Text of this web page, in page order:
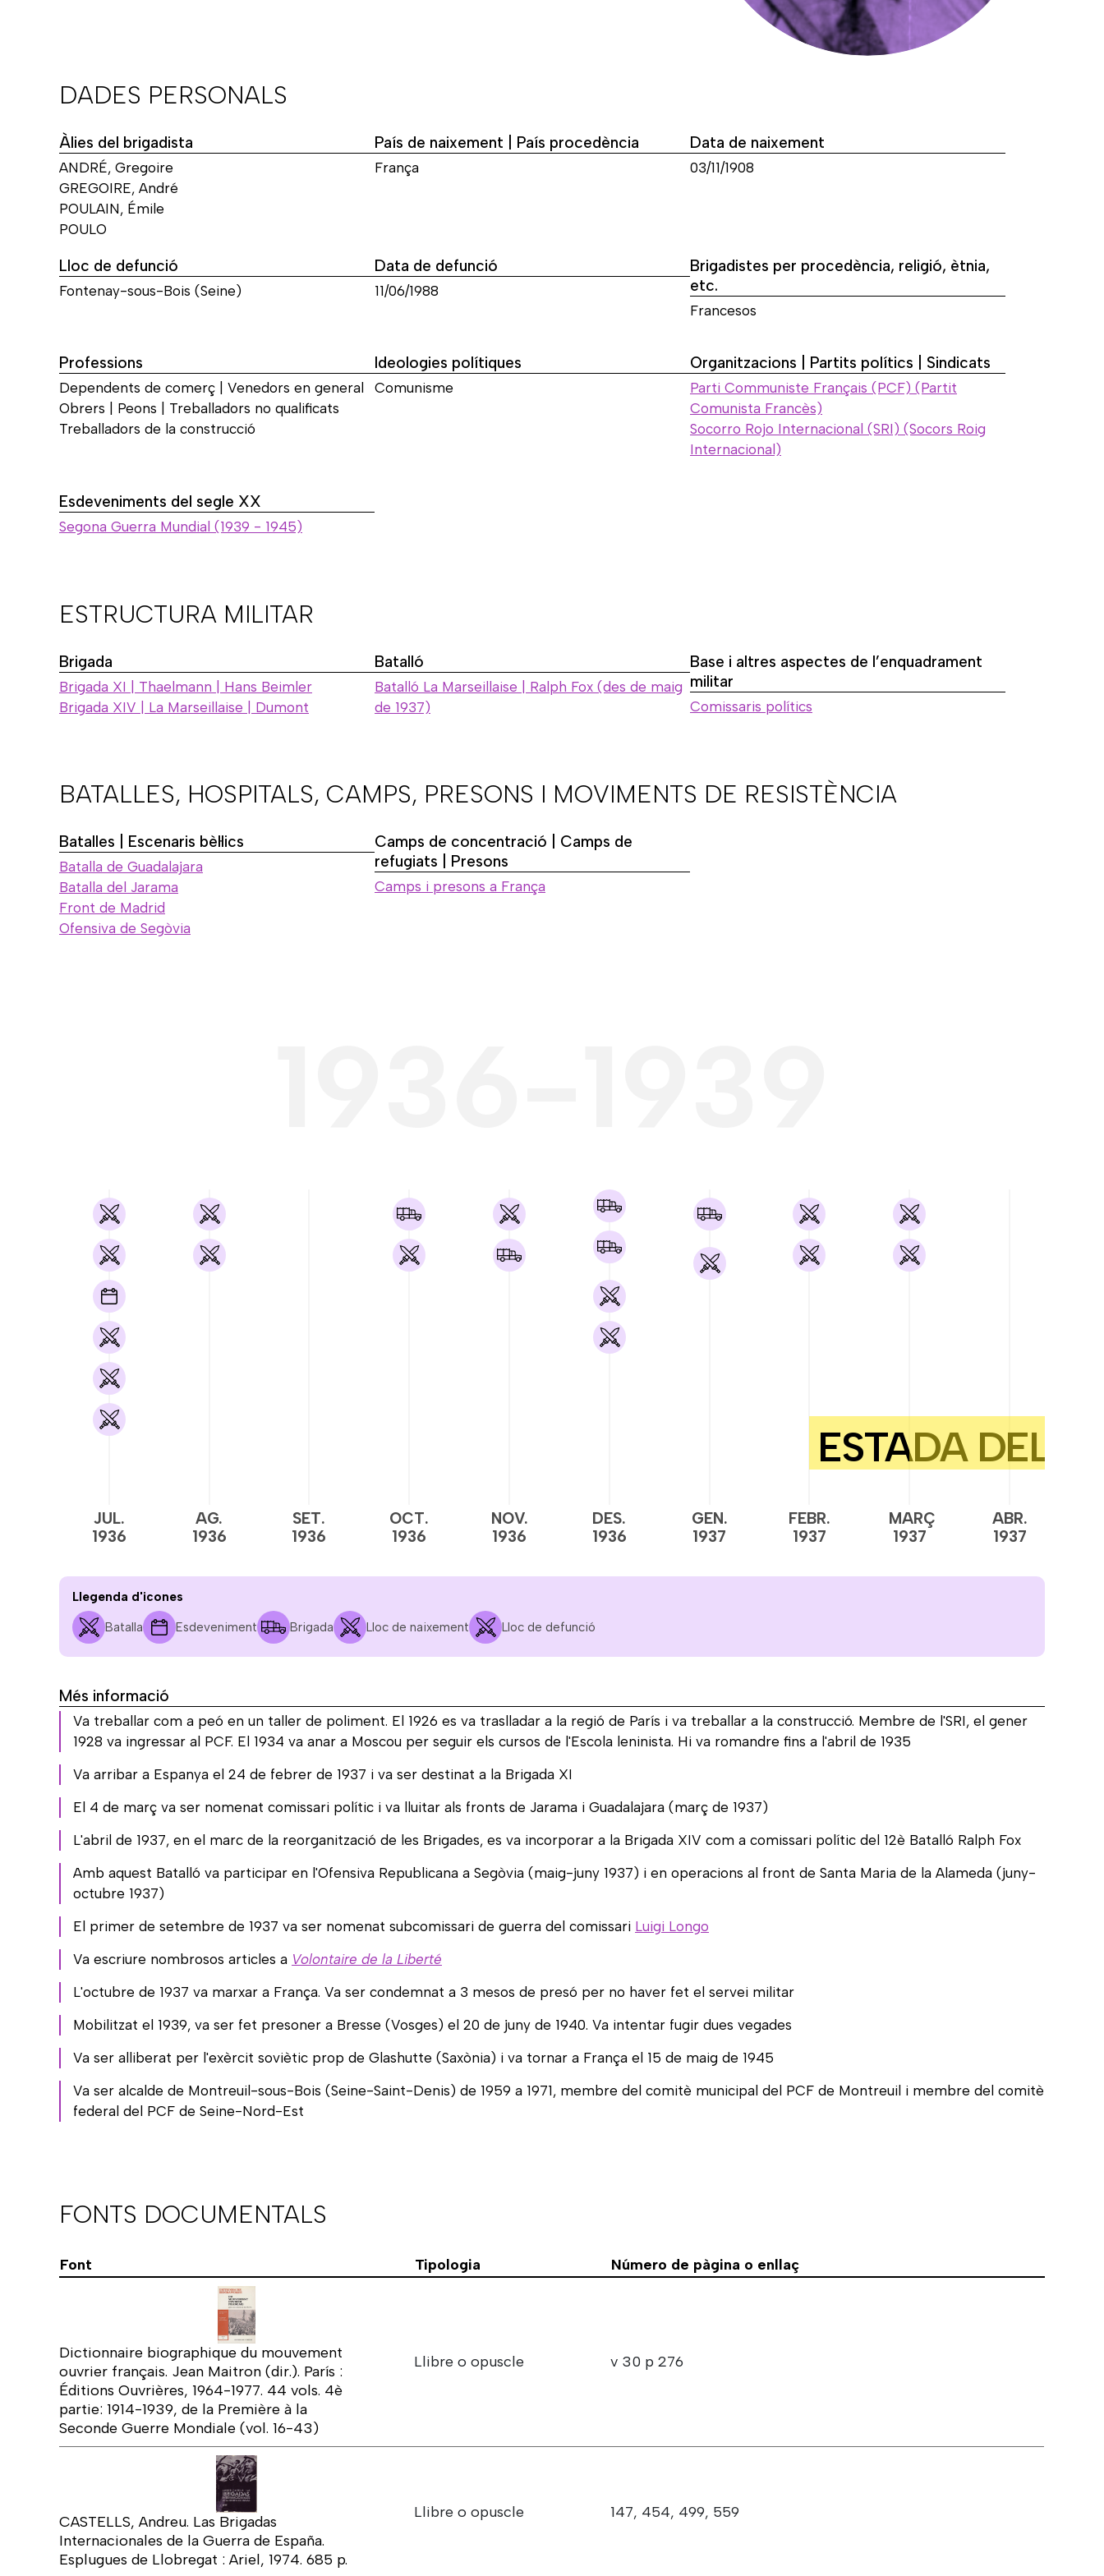
DADES PERSONALS
Àlies del brigadista
ANDRÉ, Gregoire
GREGOIRE, André
POULAIN, Émile
POULO
País de naixement | País procedència
França
Data de naixement
03/11/1908
Lloc de defunció
Fontenay-sous-Bois (Seine)
Data de defunció
11/06/1988
Brigadistes per procedència, religió, ètnia,
etc.
Francesos
Professions
Dependents de comerç | Venedors en general
Obrers | Peons | Treballadors no qualificats
Treballadors de la construcció
Ideologies polítiques
Comunisme
Organitzacions | Partits polítics | Sindicats
Parti Communiste Français (PCF) (Partit
Comunista Francès)
Socorro Rojo Internacional (SRI) (Socors Roig
Internacional)
Esdeveniments del segle XX
Segona Guerra Mundial (1939 - 1945)
ESTRUCTURA MILITAR
Brigada
Brigada XI | Thaelmann | Hans Beimler
Brigada XIV | La Marseillaise | Dumont
Batalló
Batalló La Marseillaise | Ralph Fox (des de maig
de 1937)
Base i altres aspectes de l’enquadrament
militar
Comissaris polítics
BATALLES, HOSPITALS, CAMPS, PRESONS I MOVIMENTS DE RESISTÈNCIA
Batalles | Escenaris bèl·lics
Batalla de Guadalajara
Batalla del Jarama
Front de Madrid
Ofensiva de Segòvia
Camps de concentració | Camps de
refugiats | Presons
Camps i presons a França
JUL.
1936
AG.
1936
SET.
1936
OCT.
1936
NOV.
1936
DES.
1936
GEN.
1937
FEBR.
1937
MARÇ
1937
ABR.
1937
Llegenda d'icones
Batalla Esdeveniment Brigada Lloc de naixement Lloc de defunció
Més informació
Va treballar com a peó en un taller de poliment. El 1926 es va traslladar a la regió de París i va treballar a la construcció. Membre de l'SRI, el gener
1928 va ingressar al PCF. El 1934 va anar a Moscou per seguir els cursos de l'Escola leninista. Hi va romandre fins a l'abril de 1935
Va arribar a Espanya el 24 de febrer de 1937 i va ser destinat a la Brigada XI
El 4 de març va ser nomenat comissari polític i va lluitar als fronts de Jarama i Guadalajara (març de 1937)
L'abril de 1937, en el marc de la reorganització de les Brigades, es va incorporar a la Brigada XIV com a comissari polític del 12è Batalló Ralph Fox
Amb aquest Batalló va participar en l'Ofensiva Republicana a Segòvia (maig-juny 1937) i en operacions al front de Santa Maria de la Alameda (juny-
octubre 1937)
El primer de setembre de 1937 va ser nomenat subcomissari de guerra del comissari Luigi Longo
Va escriure nombrosos articles a Volontaire de la Liberté
L'octubre de 1937 va marxar a França. Va ser condemnat a 3 mesos de presó per no haver fet el servei militar
Mobilitzat el 1939, va ser fet presoner a Bresse (Vosges) el 20 de juny de 1940. Va intentar fugir dues vegades
Va ser alliberat per l'exèrcit soviètic prop de Glashutte (Saxònia) i va tornar a França el 15 de maig de 1945
Va ser alcalde de Montreuil-sous-Bois (Seine-Saint-Denis) de 1959 a 1971, membre del comitè municipal del PCF de Montreuil i membre del comitè
federal del PCF de Seine-Nord-Est
FONTS DOCUMENTALS
Font Tipologia Número de pàgina o enllaç
Dictionnaire biographique du mouvement
ouvrier français. Jean Maitron (dir.). París :
Éditions Ouvrières, 1964-1977. 44 vols. 4è
partie: 1914-1939, de la Première à la
Seconde Guerre Mondiale (vol. 16-43)
Llibre o opuscle v 30 p 276
CASTELLS, Andreu. Las Brigadas
Internacionales de la Guerra de España.
Esplugues de Llobregat : Ariel, 1974. 685 p.
Llibre o opuscle 147, 454, 499, 559